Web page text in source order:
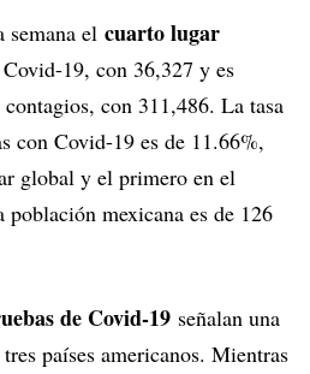
semana el cuarto lugar
19, con 36,327 y es
contagios, con 311,486. La tasa
con Covid-19 es de 11.66%,
global y el primero en el
mexicana es de 126
de Covid-19 señalan una
países americanos. Mientras